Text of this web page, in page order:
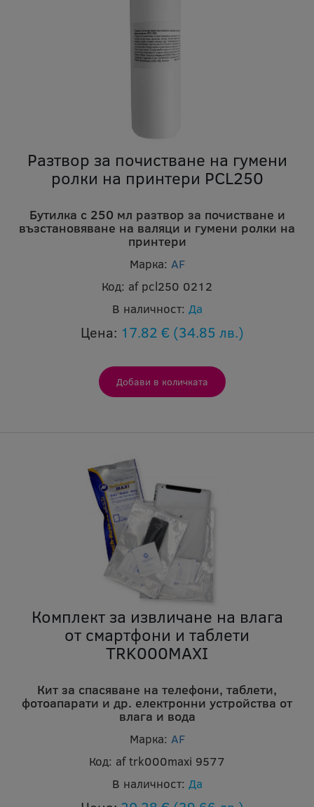
Разтвор за почистване на гумени
ролки на принтери PCL250
Бутилка с 250 мл разтвор за почистване и
възстановяване на валяци и гумени ролки на
принтери
Марка: AF
Код: af pcl250 0212
В наличност: Да
Цена: 17.82 € (34.85 лв.)
Комплект за извличане на влага
от смартфони и таблети
TRK000MAXI
Кит за спасяване на телефони, таблети,
фотоапарати и др. електронни устройства от
влага и вода
Марка: AF
Код: af trk000maxi 9577
В наличност: Да